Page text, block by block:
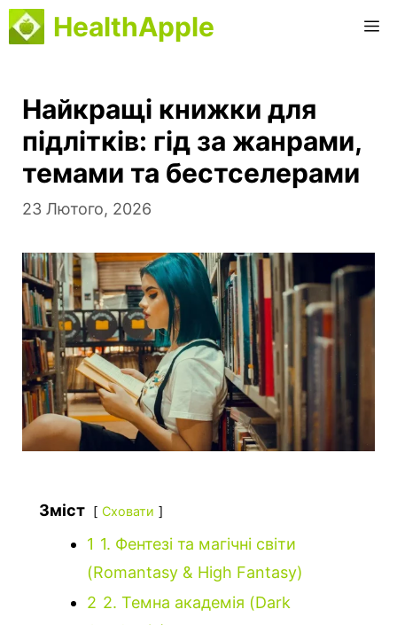
Перейти
до
HealthApple
Найкращі книжки для
підлітків: гід за жанрами,
темами та бестселерами
23 Лютого, 2026
Зміст Сховати
1 1. Фентезі та магічні світи
(Romantasy & High Fantasy)
2 2. Темна академія (Dark